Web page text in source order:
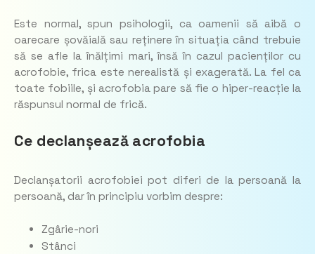
Este normal, spun psihologii, ca oamenii să aibă o
oarecare șovăială sau reținere în situația când trebuie
să se afle la înălțimi mari, însă în cazul pacienților cu
acrofobie, frica este nerealistă și exagerată. La fel ca
toate fobiile, și acrofobia pare să fie o hiper-reacție la
răspunsul normal de frică.
Ce declanșează acrofobia
Declanșatorii acrofobiei pot diferi de la persoană la
persoană, dar în principiu vorbim despre:
Zgârie-nori
Stânci